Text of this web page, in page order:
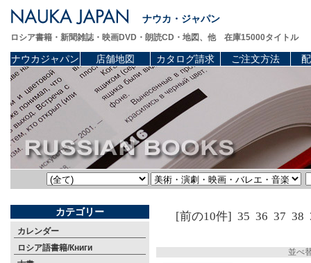
ナウカ・ジャパン
ロシア書籍・新聞雑誌・映画DVD・朗読CD・地図、他 在庫15000タイトル
ナウカジャパン 店舗地図 カタログ請求 ご注文方法
カテゴリー
カレンダー
ロシア語書籍/Книги
[前の10件] 35 36 37 38
並べ